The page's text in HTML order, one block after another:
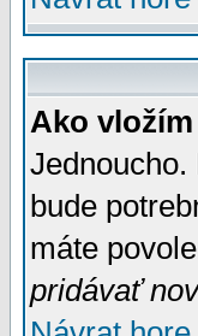
Ako
Jednoucho.
bude
máte
pridávať